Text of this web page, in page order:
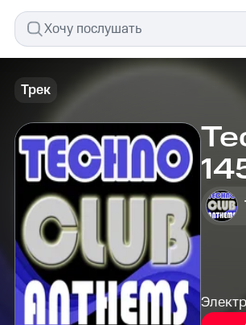
Трек